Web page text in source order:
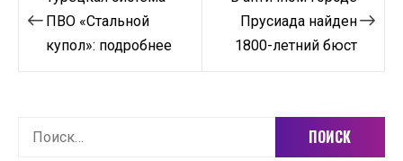
по
записям
ПВО «Стальной
купол»: подробнее
Прусиада найден
1800-летний бюст
Найти: